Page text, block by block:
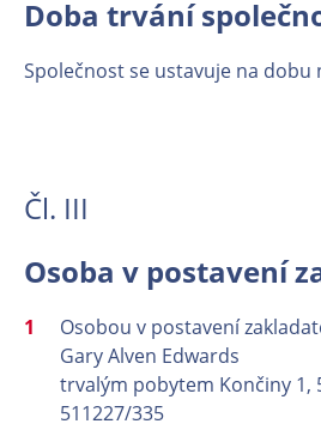
Doba trvání
Společnost se ustavuje na dobu
Čl. III
Osoba v postavení
Osobou v postavení
Gary Alven Edwards
trvalým pobytem Končiny 1,
511227/335